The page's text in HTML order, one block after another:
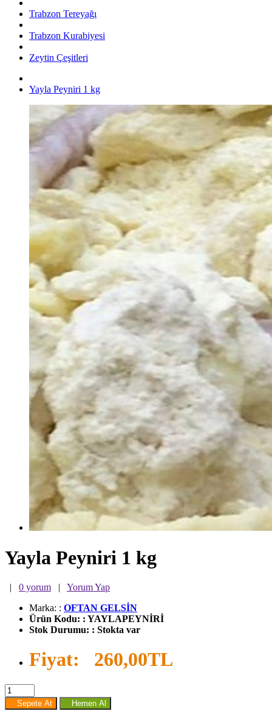
Trabzon Tereyağı
Trabzon Kurabiyesi
Zeytin Çeşitleri
Yayla Peyniri 1 kg
Yayla Peyniri 1 kg
| 0 yorum | Yorum Yap
Marka: : OFTAN GELSİN
Ürün Kodu: : YAYLAPEYNİRİ
Stok Durumu: : Stokta var
Fiyat: 260,00TL
Sepete At Hemen Al